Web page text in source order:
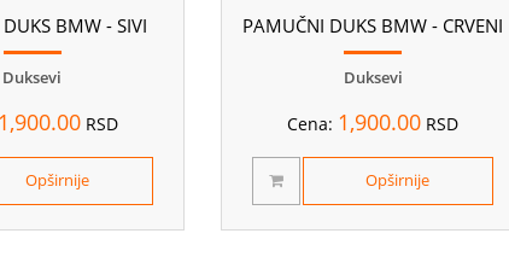
BMW - SIVI
Duksevi
1,900.00RSD
Opširnije
PAMUČNI DUKS BMW - CRVENI
Duksevi
Cena: 1,900.00 RSD
Opširnije